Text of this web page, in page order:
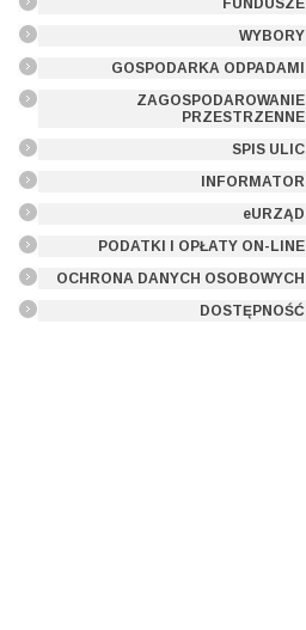
FUNDUSZE
WYBORY
GOSPODARKA ODPADAMI
ZAGOSPODAROWANIE
PRZESTRZENNE
SPIS ULIC
INFORMATOR
eURZĄD
PODATKI I OPŁATY ON-LINE
OCHRONA DANYCH OSOBOWYCH
DOSTĘPNOŚĆ